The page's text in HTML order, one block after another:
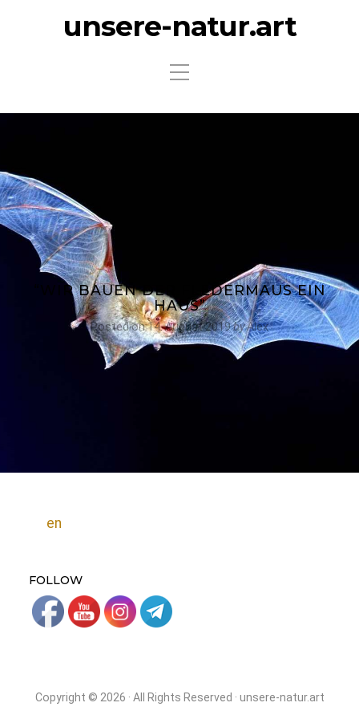
unsere-natur.art
“WIR BAUEN DER FLEDERMAUS EIN
HAUS”
Posted on14. August 2019byAlex
en
FOLLOW
Copyright © 2026 · All Rights Reserved · unsere-natur.art